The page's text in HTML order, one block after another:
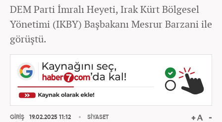
DEM Parti İmralı Heyeti, Irak Kürt Bölgesel
Yönetimi (IKBY) Başbakanı Mesrur Barzani ile
görüştü.
GİRİŞ
19.02.2025 11:12
SİYASET